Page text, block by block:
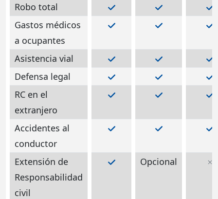
Robo total
Gastos médicos
a ocupantes
Asistencia vial
Defensa legal
RC en el
extranjero
Accidentes al
conductor
Extensión de
Responsabilidad
civil
Opcional